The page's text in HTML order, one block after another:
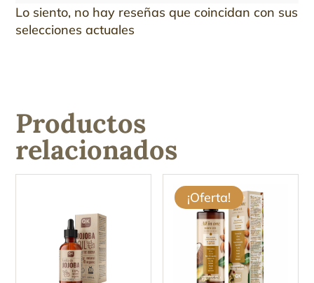
Lo siento, no hay reseñas que coincidan con sus
selecciones actuales
Productos
relacionados
¡Oferta!